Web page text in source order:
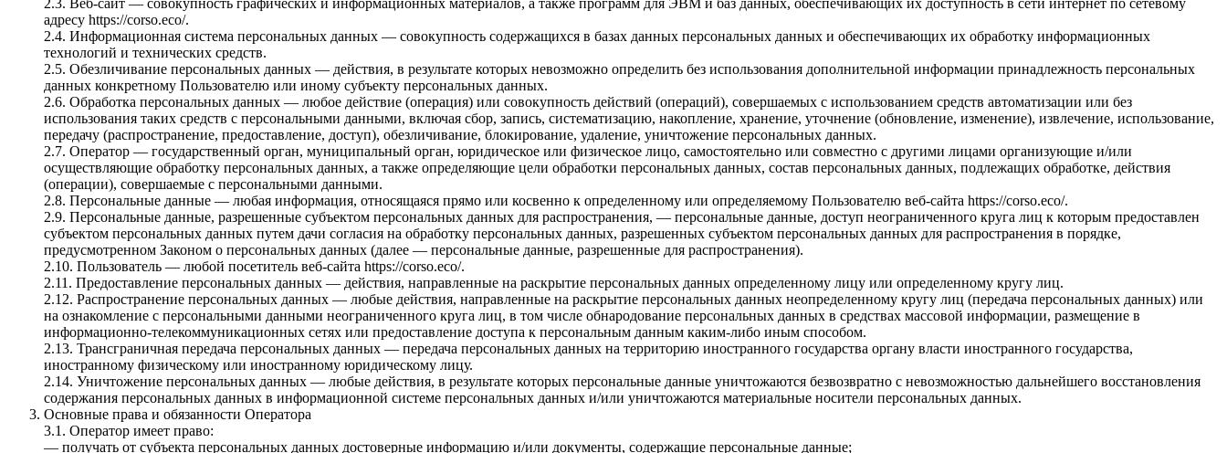
2.3. Веб-сайт — совокупность графических и информационных материалов, а также программ для ЭВМ и баз данных, обеспечивающих их доступность в сети интернет по сетевому
адресу https://corso.eco/.
2.4. Информационная система персональных данных — совокупность содержащихся в базах данных персональных данных и обеспечивающих их обработку информационных
технологий и технических средств.
2.5. Обезличивание персональных данных — действия, в результате которых невозможно определить без использования дополнительной информации принадлежность персональных
данных конкретному Пользователю или иному субъекту персональных данных.
2.6. Обработка персональных данных — любое действие (операция) или совокупность действий (операций), совершаемых с использованием средств автоматизации или без
использования таких средств с персональными данными, включая сбор, запись, систематизацию, накопление, хранение, уточнение (обновление, изменение), извлечение, использование,
передачу (распространение, предоставление, доступ), обезличивание, блокирование, удаление, уничтожение персональных данных.
2.7. Оператор — государственный орган, муниципальный орган, юридическое или физическое лицо, самостоятельно или совместно с другими лицами организующие и/или
осуществляющие обработку персональных данных, а также определяющие цели обработки персональных данных, состав персональных данных, подлежащих обработке, действия
(операции), совершаемые с персональными данными.
2.8. Персональные данные — любая информация, относящаяся прямо или косвенно к определенному или определяемому Пользователю веб-сайта https://corso.eco/.
2.9. Персональные данные, разрешенные субъектом персональных данных для распространения, — персональные данные, доступ неограниченного круга лиц к которым предоставлен
субъектом персональных данных путем дачи согласия на обработку персональных данных, разрешенных субъектом персональных данных для распространения в порядке,
предусмотренном Законом о персональных данных (далее — персональные данные, разрешенные для распространения).
2.10. Пользователь — любой посетитель веб-сайта https://corso.eco/.
2.11. Предоставление персональных данных — действия, направленные на раскрытие персональных данных определенному лицу или определенному кругу лиц.
2.12. Распространение персональных данных — любые действия, направленные на раскрытие персональных данных неопределенному кругу лиц (передача персональных данных) или
на ознакомление с персональными данными неограниченного круга лиц, в том числе обнародование персональных данных в средствах массовой информации, размещение в
информационно-телекоммуникационных сетях или предоставление доступа к персональным данным каким-либо иным способом.
2.13. Трансграничная передача персональных данных — передача персональных данных на территорию иностранного государства органу власти иностранного государства,
иностранному физическому или иностранному юридическому лицу.
2.14. Уничтожение персональных данных — любые действия, в результате которых персональные данные уничтожаются безвозвратно с невозможностью дальнейшего восстановления
содержания персональных данных в информационной системе персональных данных и/или уничтожаются материальные носители персональных данных.
Основные права и обязанности Оператора
3.1. Оператор имеет право:
— получать от субъекта персональных данных достоверные информацию и/или документы, содержащие персональные данные;